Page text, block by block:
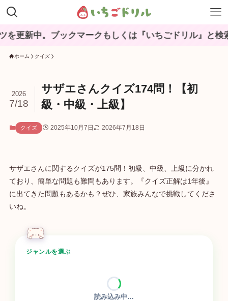
。ブックマークもしくは『いちごドリル』と検索してね♪
ホーム クイズ
サザエさんクイズ174問！【初
級・中級・上級】
2026
7/18
クイズ 2025年10月7日 2026年7月18日
サザエさんに関するクイズが175問！初級、中級、上級に分かれ
ており、簡単な問題も難問もあります。『クイズ正解は1年後』
に出てきた問題もあるかも？ぜひ、家族みんなで挑戦してくださ
いね。
ジャンルを選ぶ
読み込み中…